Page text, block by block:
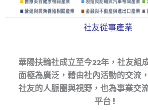
社友從事產業
華陽扶輪社成立至今22年，社友組
面極為廣泛，藉由社內活動的交流
社友的人脈圈與視野 ，也為事業交
平台 !